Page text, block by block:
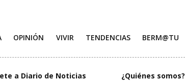
OPINIÓN VIVIR TENDENCIAS BERM@TU
a Diario de Noticias ¿Quiénes somos?